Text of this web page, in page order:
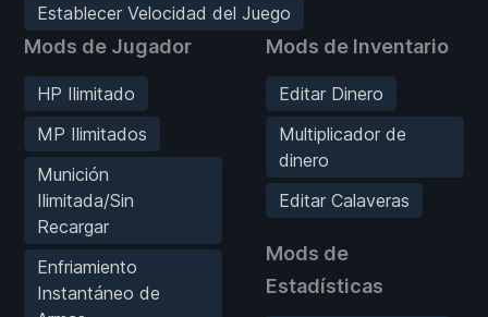
Establecer Velocidad del Juego
Mods de Jugador
HP Ilimitado
MP Ilimitados
Munición
Ilimitada/Sin
Recargar
Enfriamiento
Instantáneo de
Mods de Inventario
Editar Dinero
Multiplicador de
dinero
Editar Calaveras
Mods de
Estadísticas